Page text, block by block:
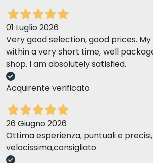
01 Luglio 2026
Very good selection, good prices.
within a very short time, well
shop. I am absolutely satisfied.
Acquirente verificato
26 Giugno 2026
Ottima esperienza, puntuali e
velocissima,consigliato